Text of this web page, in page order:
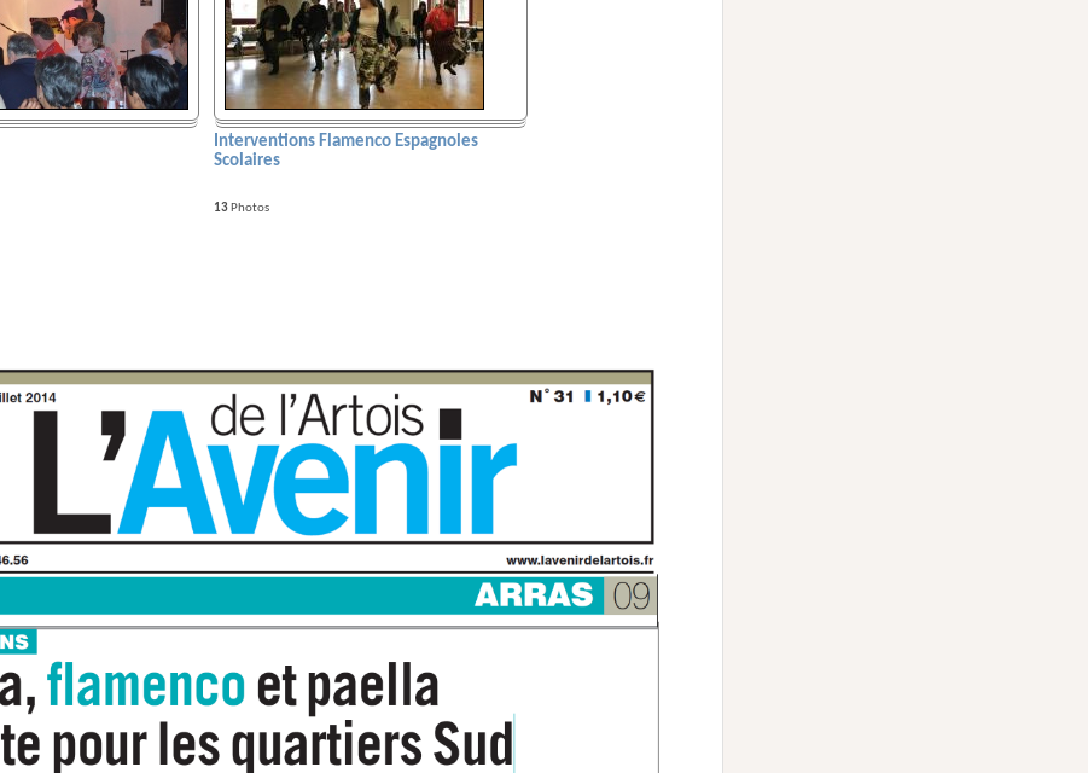
Interventions Flamenco Espagnoles
Scolaires
13 Photos